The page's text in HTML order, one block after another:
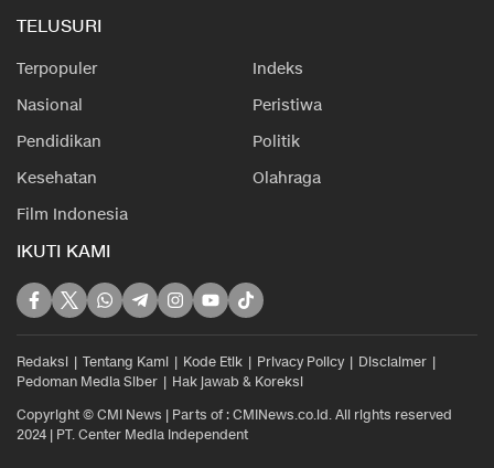
TELUSURI
Terpopuler
Indeks
Nasional
Peristiwa
Pendidikan
Politik
Kesehatan
Olahraga
Film Indonesia
IKUTI KAMI
Redaksi Tentang Kami Kode Etik Privacy Policy
Disclaimer
Pedoman Media Siber
Hak jawab & Koreksi
Copyright © CMI News | Parts of : CMINews.co.id. All rights reserved
2024 | PT. Center Media Independent